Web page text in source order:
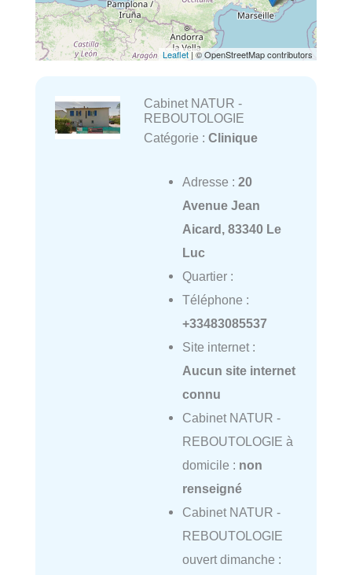
Leaflet| © OpenStreetMap contributors
Cabinet NATUR -
REBOUTOLOGIE
Catégorie : Clinique
Adresse : 20
Avenue Jean
Aicard, 83340 Le
Luc
Quartier :
Téléphone :
+33483085537
Site internet :
Aucun site internet
connu
Cabinet NATUR -
REBOUTOLOGIE à
domicile : non
renseigné
Cabinet NATUR -
REBOUTOLOGIE
ouvert dimanche :